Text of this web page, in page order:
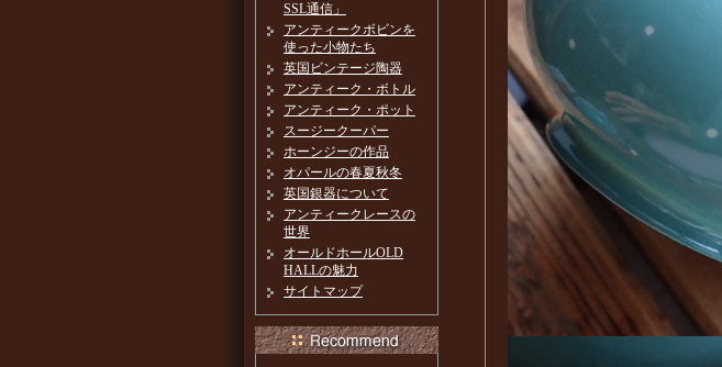
SSL通信」
アンティークボビンを
使った小物たち
英国ビンテージ陶器
アンティーク・ボトル
アンティーク・ポット
スージークーパー
ホーンジーの作品
オパールの春夏秋冬
英国銀器について
アンティークレースの
世界
オールドホールOLD
HALLの魅力
サイトマップ